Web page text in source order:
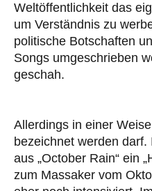
Weltöffentlichkeit das
um Verständnis zu
politische Botschaften
Songs umgeschrieben
geschah.
Allerdings in einer
bezeichnet werden
aus „October Rain“ ein
zum Massaker vom